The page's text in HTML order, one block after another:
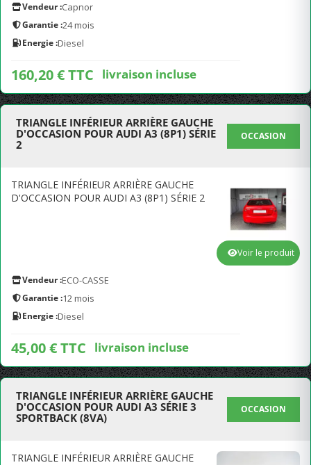
Vendeur :Capnor
Garantie :24 mois
Energie :Diesel
160,20 € TTC livraison incluse
TRIANGLE INFÉRIEUR ARRIÈRE GAUCHE
D'OCCASION POUR AUDI A3 (8P1) SÉRIE
2
OCCASION
TRIANGLE INFÉRIEUR ARRIÈRE GAUCHE
D'OCCASION POUR AUDI A3 (8P1) SÉRIE 2
Vendeur :ECO-CASSE
Garantie :12 mois
Energie :Diesel
45,00 € TTC livraison incluse
Voir le produit
TRIANGLE INFÉRIEUR ARRIÈRE GAUCHE
D'OCCASION POUR AUDI A3 SÉRIE 3
SPORTBACK (8VA)
OCCASION
TRIANGLE INFÉRIEUR ARRIÈRE GAUCHE